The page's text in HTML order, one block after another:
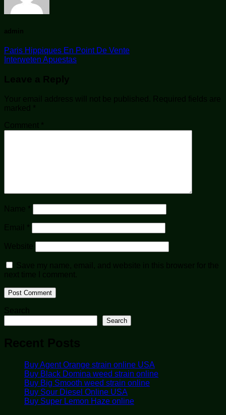
admin
Paris Hippiques En Point De Vente
Interweten Apuestas
Leave a Reply
Your email address will not be published. Required fields are
marked
Comment
Name
Email
Website
Save my name, email, and website in this browser for the
next time I comment.
Search
Search
Recent Posts
Buy Agent Orange strain online USA
Buy Black Domina weed strain online
Buy Big Smooth weed strain online
Buy Sour Diesel Online USA
Buy Super Lemon Haze online